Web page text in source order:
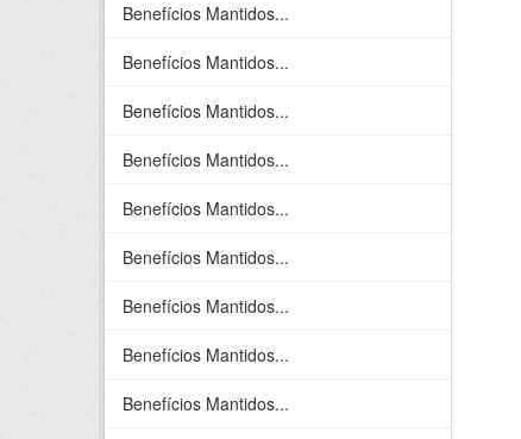
Benefícios Mantidos...
Benefícios Mantidos...
Benefícios Mantidos...
Benefícios Mantidos...
Benefícios Mantidos...
Benefícios Mantidos...
Benefícios Mantidos...
Benefícios Mantidos...
Benefícios Mantidos...